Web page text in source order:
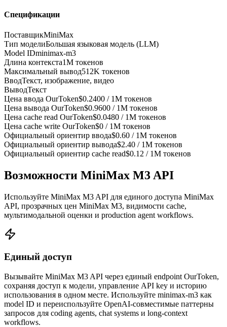
Спецификации
ПоставщикMiniMax
Тип моделиБольшая языковая модель (LLM)
Model IDminimax-m3
Длина контекста1M токенов
Максимальный вывод512K токенов
ВводТекст, изображение, видео
ВыводТекст
Цена ввода OurToken$0.2400 / 1M токенов
Цена вывода OurToken$0.9600 / 1M токенов
Цена cache read OurToken$0.0480 / 1M токенов
Цена cache write OurToken$0 / 1M токенов
Официальный ориентир ввода$0.60 / 1M токенов
Официальный ориентир вывода$2.40 / 1M токенов
Официальный ориентир cache read$0.12 / 1M токенов
Возможности MiniMax M3 API
Используйте MiniMax M3 API для единого доступа MiniMax
API, прозрачных цен MiniMax M3, видимости cache,
мультимодальной оценки и production agent workflows.
Единый доступ
Вызывайте MiniMax M3 API через единый endpoint OurToken,
сохраняя доступ к модели, управление API key и историю
использования в одном месте. Используйте minimax-m3 как
model ID и переиспользуйте OpenAI-совместимые паттерны
запросов для coding agents, chat systems и long-context
workflows.